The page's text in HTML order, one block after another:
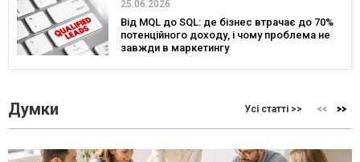
25.06.2026
Від MQL до SQL: де бізнес втрачає до 70%
потенційного доходу, і чому проблема не
завжди в маркетингу
Думки Усі статті >>